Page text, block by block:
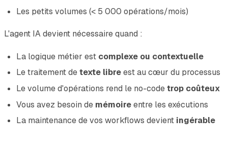
Les petits volumes (< 5 000 opérations/mois)
L'agent IA devient nécessaire quand :
La logique métier est complexe ou contextuelle
Le traitement detexte libreest au cœur du processus
Le volume d'opérations rend le no-codetrop coûteux
Vous avez besoin de mémoireentre les exécutions
La maintenance de vos workflows devient ingérable